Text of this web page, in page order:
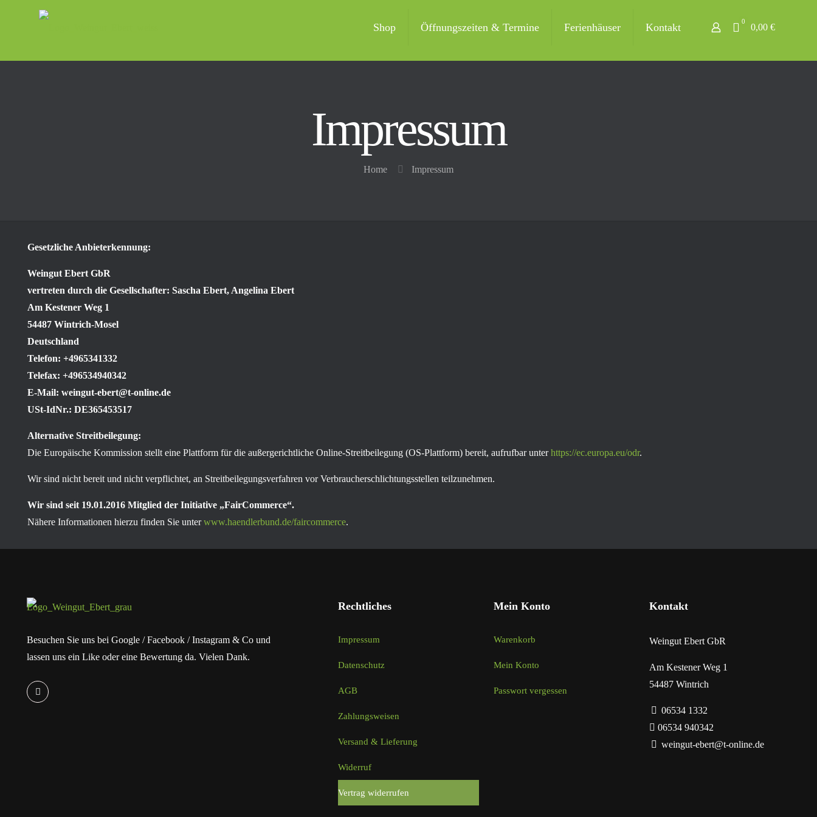
Shop Öffnungszeiten & Termine Ferienhäuser Kontakt 0
0,00 €
Impressum
Home Impressum
Gesetzliche Anbieterkennung:
Weingut Ebert GbR
vertreten durch die Gesellschafter: Sascha Ebert, Angelina Ebert
Am Kestener Weg 1
54487 Wintrich-Mosel
Deutschland
Telefon: +4965341332
Telefax: +496534940342
E-Mail: weingut-ebert@t-online.de
USt-IdNr.: DE365453517
Alternative Streitbeilegung:
Die Europäische Kommission stellt eine Plattform für die außergerichtliche Online-Streitbeilegung (OS-Plattform) bereit, aufrufbar unterhttps://ec.europa.eu/odr.
Wir sind nicht bereit und nicht verpflichtet, an Streitbeilegungsverfahren vor Verbraucherschlichtungsstellen teilzunehmen.
Wir sind seit 19.01.2016 Mitglied der Initiative „FairCommerce“.
Nähere Informationen hierzu finden Sie unterwww.haendlerbund.de/faircommerce.
Besuchen Sie uns bei Google / Facebook / Instagram & Co und
lassen uns ein Like oder eine Bewertung da. Vielen Dank.
Rechtliches
Impressum
Datenschutz
AGB
Zahlungsweisen
Versand & Lieferung
Widerruf
Vertrag widerrufen
Mein Konto
Warenkorb
Mein Konto
Passwort vergessen
Kontakt
Weingut Ebert GbR
Am Kestener Weg 1
54487 Wintrich
06534 1332
06534 940342
weingut-ebert@t-online.de